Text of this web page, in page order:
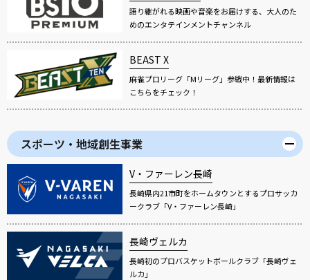
語り継がれる映画や音楽をお届けする、大人のた
めのエンタテインメントチャンネル
BEAST X
麻雀プロリーグ「Mリーグ」参戦中！最新情報は
こちらをチェック！
スポーツ・地域創生事業
V・ファーレン長崎
長崎県内21市町をホームタウンとするプロサッカ
ークラブ「V・ファーレン長崎」
長崎ヴェルカ
長崎初のプロバスケットボールクラブ「長崎ヴェ
ルカ」